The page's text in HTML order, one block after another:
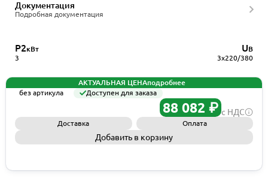
Документация
Подробная документация
P2кВт
3
UВ
3x220/380
АКТУАЛЬНАЯ ЦЕНАподробнее
без артикула
Доступен для заказа
88 082 ₽ с НДС
Доставка Оплата
Добавить в корзину